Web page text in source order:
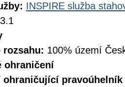
INSPIRE služba
3.1
rozsahu: 100% území
ohraničení
ohraničující pravoúhelník